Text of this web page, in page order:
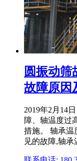
圆振动筛
故障原因
2019年2月14
障、轴温度过
措施。 轴承温
见的故障,轴承